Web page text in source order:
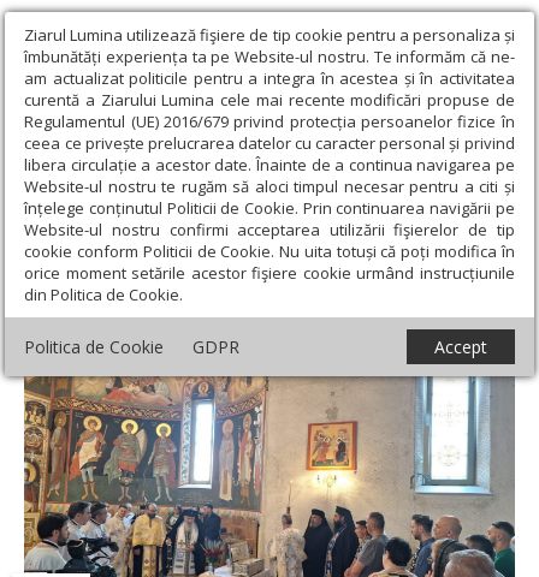
Ziarul Lumina utilizează fişiere de tip cookie pentru a personaliza și
îmbunătăți experiența ta pe Website-ul nostru. Te informăm că ne-
am actualizat politicile pentru a integra în acestea și în activitatea
curentă a Ziarului Lumina cele mai recente modificări propuse de
Regulamentul (UE) 2016/679 privind protecția persoanelor fizice în
ceea ce privește prelucrarea datelor cu caracter personal și privind
libera circulație a acestor date. Înainte de a continua navigarea pe
Website-ul nostru te rugăm să aloci timpul necesar pentru a citi și
înțelege conținutul Politicii de Cookie. Prin continuarea navigării pe
Website-ul nostru confirmi acceptarea utilizării fişierelor de tip
cookie conform Politicii de Cookie. Nu uita totuși că poți modifica în
orice moment setările acestor fişiere cookie urmând instrucțiunile
din Politica de Cookie.
Politica de Cookie GDPR Accept
Ziarul Lumina › Actualitate religioasă › Știri › Sfântul Calinic de
la Cernica binecuvântează românii din Viena
Sfântul Calinic de la Cernica
binecuvântează românii din Viena